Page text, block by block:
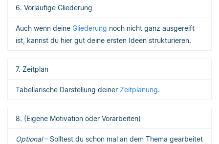
6. Vorläufige Gliederung
Auch wenn deine Gliederung noch nicht ganz ausgereift
ist, kannst du hier gut deine ersten Ideen strukturieren.
7. Zeitplan
Tabellarische Darstellung deiner Zeitplanung.
8. (Eigene Motivation oder Vorarbeiten)
Optional– Solltest du schon mal an dem Thema gearbeitet